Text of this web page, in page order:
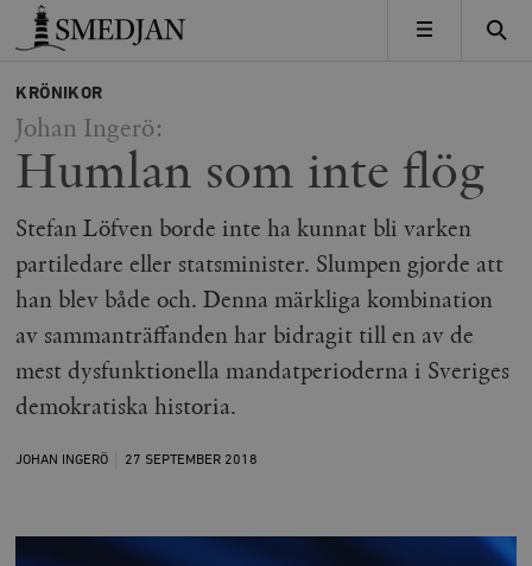
Timbro
MENY
KRÖNIKOR
Johan Ingerö:
Humlan som inte flög
Stefan Löfven borde inte ha kunnat bli varken
partiledare eller statsminister. Slumpen gjorde att
han blev både och. Denna märkliga kombination
av sammanträffanden har bidragit till en av de
mest dysfunktionella mandatperioderna i Sveriges
demokratiska historia.
JOHAN INGERÖ 27 SEPTEMBER 2018